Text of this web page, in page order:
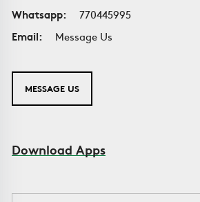
Whatsapp:
770445995
Email:
Message Us
MESSAGE US
Download Apps